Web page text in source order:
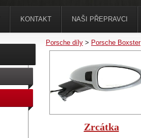
Porsche díly > Porsche Boxster
Zrcátka
KONTAKT NAŠI PŘEPRAVCI